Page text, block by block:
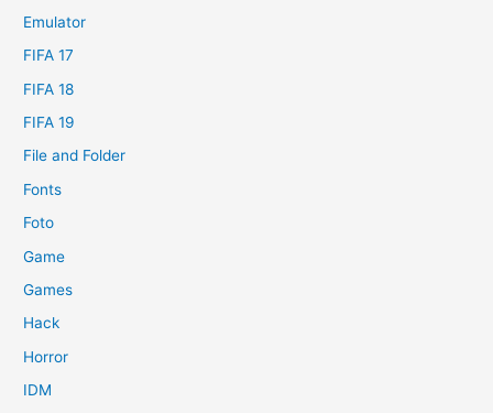
Emulator
FIFA 17
FIFA 18
FIFA 19
File and Folder
Fonts
Foto
Game
Games
Hack
Horror
IDM